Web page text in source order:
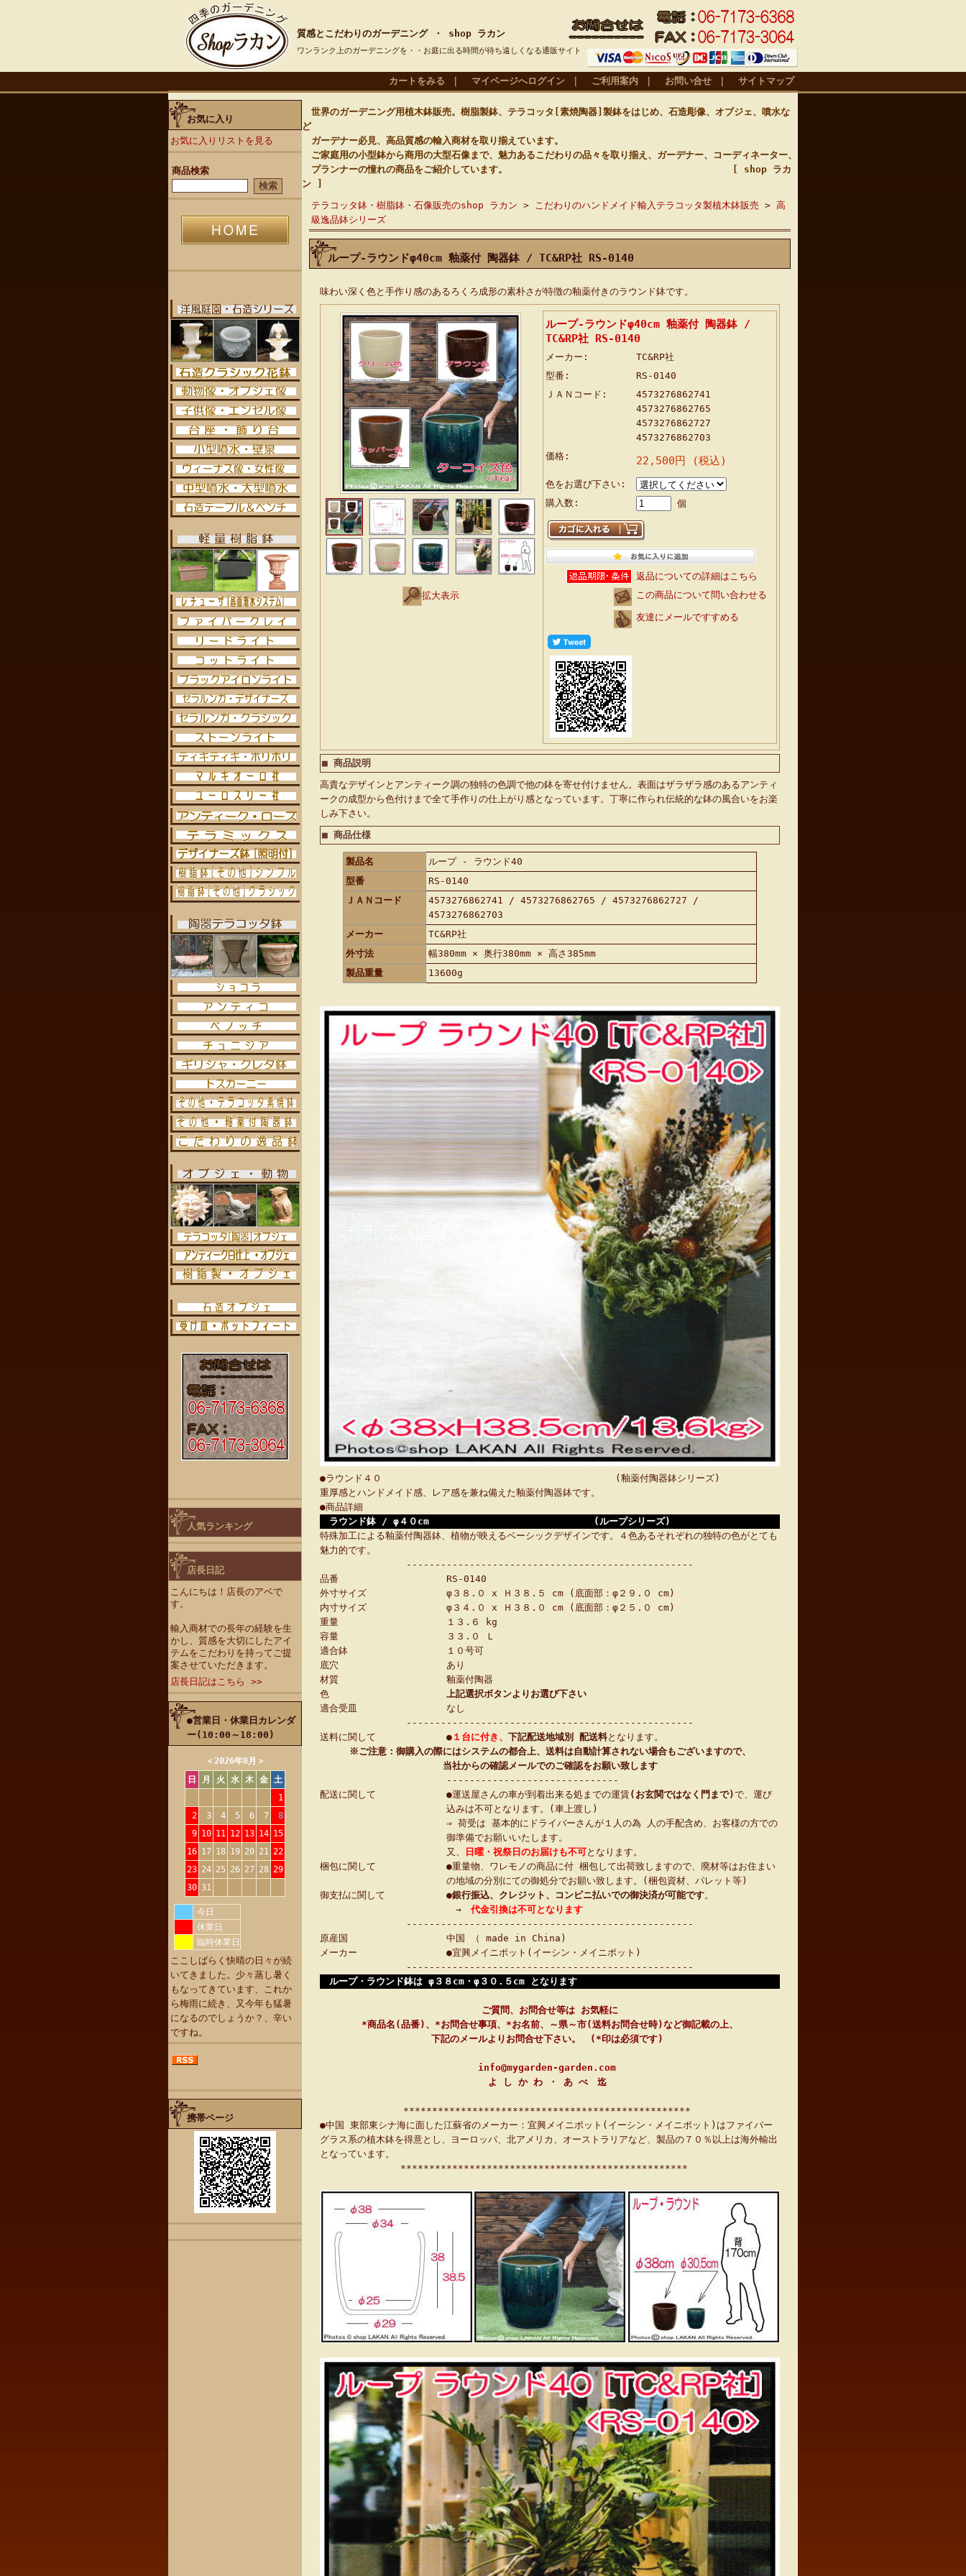
質感とこだわりのガーデニング ・ shop ラカン
ワンランク上のガーデニングを・・お庭に出る時間が待ち遠しくなる通販サイト
カートをみる マイページへログイン ご利用案内 お問い合せ サイトマップ
お気に入り
お気に入りリストを見る
商品検索
人気ランキング
店長日記
こんにちは！店長のアベで
す。
輸入商材での長年の経験を生
かし、質感を大切にしたアイ
テムをこだわりを持ってご提
案させていただきます。
店長日記はこちら >>
●営業日・休業日カレンダ
ー(10:00～18:00)
＜2026年8月 ＞
日
月 火 水 木 金
土
1
2
3 4 5 6 7
8
9 10 11 12 13 14 15
16 17 18 19 20 21 22
23 24 25 26 27 28 29
30 31
今日
休業日
臨時休業日
ここしばらく快晴の日々が続
いてきました。少々蒸し暑く
もなってきています、これか
ら梅雨に続き、又今年も猛暑
になるのでしょうか？、辛い
ですね。
携帯ページ
世界のガーデニング用植木鉢販売。樹脂製鉢、テラコッタ[素焼陶器]製鉢をはじめ、石造彫像、オブジェ、噴水な
ど
ガーデナー必見、高品質感の輸入商材を取り揃えています。
ご家庭用の小型鉢から商用の大型石像まで、魅力あるこだわりの品々を取り揃え、ガーデナー、コーディネーター、
プランナーの憧れの商品をご紹介しています。 [ shop ラカ
ン ]
テラコッタ鉢・樹脂鉢・石像販売のshop ラカン > こだわりのハンドメイド輸入テラコッタ製植木鉢販売 > 高
級逸品鉢シリーズ
ループ-ラウンドφ40cm 釉薬付 陶器鉢 / TC&RP社 RS-0140
味わい深く色と手作り感のあるろくろ成形の素朴さが特徴の釉薬付きのラウンド鉢です。
拡大表示
ループ-ラウンドφ40cm 釉薬付 陶器鉢 /
TC&RP社 RS-0140
メーカー:
TC&RP社
型番:
RS-0140
ＪＡＮコード:
4573276862741
4573276862765
4573276862727
4573276862703
価格:
22,500円 (税込)
色をお選び下さい:
購入数:
個
返品についての詳細はこちら
この商品について問い合わせる
友達にメールですすめる
■ 商品説明
高貴なデザインとアンティーク調の独特の色調で他の鉢を寄せ付けません。表面はザラザラ感のあるアンティ
ークの成型から色付けまで全て手作りの仕上がり感となっています。丁寧に作られ伝統的な鉢の風合いをお楽
しみ下さい。
■ 商品仕様
製品名
ループ - ラウンド40
型番
RS-0140
ＪＡＮコード
4573276862741 / 4573276862765 / 4573276862727 /
4573276862703
メーカー
TC&RP社
外寸法
幅380mm × 奥行380mm × 高さ385mm
製品重量
13600g
●ラウンド４０ (釉薬付陶器鉢シリーズ)
重厚感とハンドメイド感、レア感を兼ね備えた釉薬付陶器鉢です。
●商品詳細
ラウンド鉢 / φ４０cm (ループシリーズ)
特殊加工による釉薬付陶器鉢、植物が映えるベーシックデザインです。４色あるそれぞれの独特の色がとても
魅力的です。
--------------------------------------------------
品番
RS-0140
外寸サイズ
φ３８.０ x Ｈ３８.５ cm (底面部：φ２９.０ cm)
内寸サイズ
φ３４.０ x Ｈ３８.０ cm (底面部：φ２５.０ cm)
重量
１３.６ kg
容量
３３.０ Ｌ
適合鉢
１０号可
底穴
あり
材質
釉薬付陶器
色
上記選択ボタンよりお選び下さい
適合受皿
なし
--------------------------------------------------
送料に関して
● １台に付き、 下記配送地域別 配送料となります。
※ご注意：御購入の際にはシステムの都合上、送料は自動計算されない場合もございますので、
当社からの確認メールでのご確認をお願い致します
------------------------------
配送に関して
●運送屋さんの車が到着出来る処までの運賃(お玄関ではなく門まで)で、運び
込みは不可となります。(車上渡し)
⇒ 荷受は 基本的にドライバーさんが１人の為 人の手配含め、お客様の方での
御準備でお願いいたします。
又、
日曜・祝祭日のお届けも不可となります。
梱包に関して
●重量物、ワレモノの商品に付 梱包して出荷致しますので、廃材等はお住まい
の地域の分別にての御処分でお願い致します。(梱包資材、パレット等)
御支払に関して
●銀行振込、クレジット、コンビニ払いでの御決済が可能です。
→ 代金引換は不可となります
--------------------------------------------------
原産国
中国 （ made in China)
メーカー
●宜興メイニポット(イーシン・メイニポット)
--------------------------------------------------
ループ・ラウンド鉢は φ３８cm・φ３０.５cm となります
ご質問、お問合せ等は お気軽に
*商品名(品番)、*お問合せ事項、*お名前、～県～市(送料お問合せ時)など御記載の上、
下記のメールよりお問合せ下さい。 (*印は必須です)
info@mygarden-garden.com
よ し か わ ・ あ べ 迄
**************************************************
●中国 東部東シナ海に面した江蘇省のメーカー：宜興メイニポット(イーシン・メイニポット)はファイバー
グラス系の植木鉢を得意とし、ヨーロッパ、北アメリカ、オーストラリアなど、製品の７０％以上は海外輸出
となっています。
**************************************************